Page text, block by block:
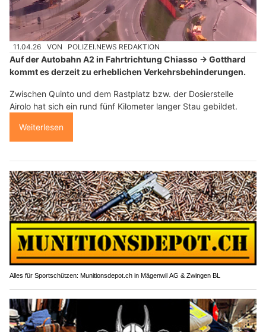
11.04.26 VON POLIZEI.NEWS REDAKTION
Auf der Autobahn A2 in Fahrtrichtung Chiasso → Gotthard
kommt es derzeit zu erheblichen Verkehrsbehinderungen.
Zwischen Quinto und dem Rastplatz bzw. der Dosierstelle
Airolo hat sich ein rund fünf Kilometer langer Stau gebildet.
Weiterlesen
Alles für Sportschützen: Munitionsdepot.ch in Mägenwil AG & Zwingen BL